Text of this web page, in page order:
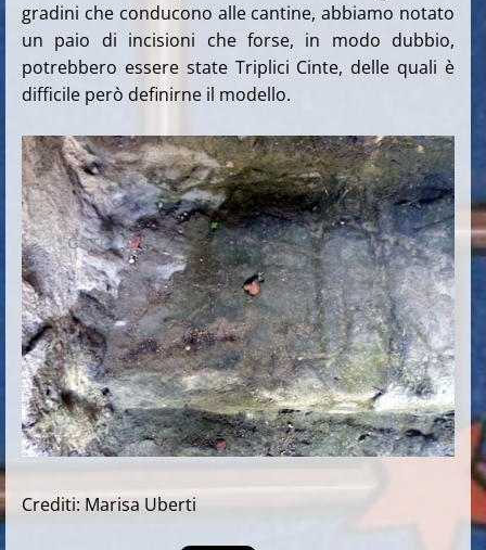
gradini che conducono alle cantine, abbiamo notato
un paio di incisioni che forse, in modo dubbio,
potrebbero essere state Triplici Cinte, delle quali è
difficile però definirne il modello.
Crediti: Marisa Uberti